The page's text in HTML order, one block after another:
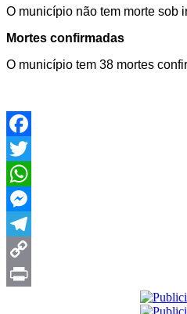
O município não tem morte sob
Mortes confirmadas
O município tem 38 mortes
Facebook
Twitter
WhatsApp
Messenger
Telegram
Copy